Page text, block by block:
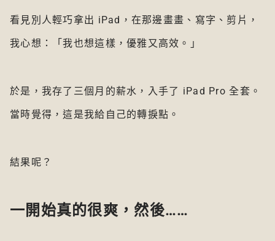
看見別人輕巧拿出 iPad，在那邊畫畫、寫字、剪片，
我心想：「我也想這樣，優雅又高效。」
於是，我存了三個月的薪水，入手了 iPad Pro 全套。
當時覺得，這是我給自己的轉捩點。
結果呢？
一開始真的很爽，然後……